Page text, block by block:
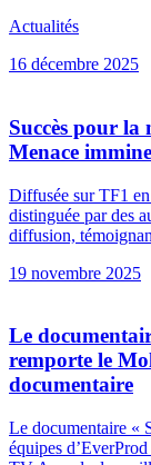
Actualités
16 décembre 2025
Succès pour la
Menace
Diffusée sur TF1
distinguée par des
diffusion,
19 novembre 2025
Le
remporte le
documentaire
Le documentaire «
équipes